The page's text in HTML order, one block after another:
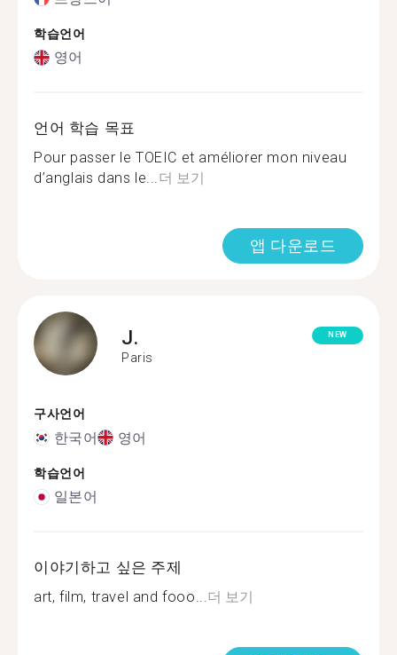
학습언어
영어
언어 학습 목표
Pour passer le TOEIC et améliorer mon niveau
d’anglais dans le...더 보기
앱 다운로드
J.
Paris
NEW
구사언어
한국어 영어
학습언어
일본어
이야기하고 싶은 주제
art, film, travel and fooo...더 보기